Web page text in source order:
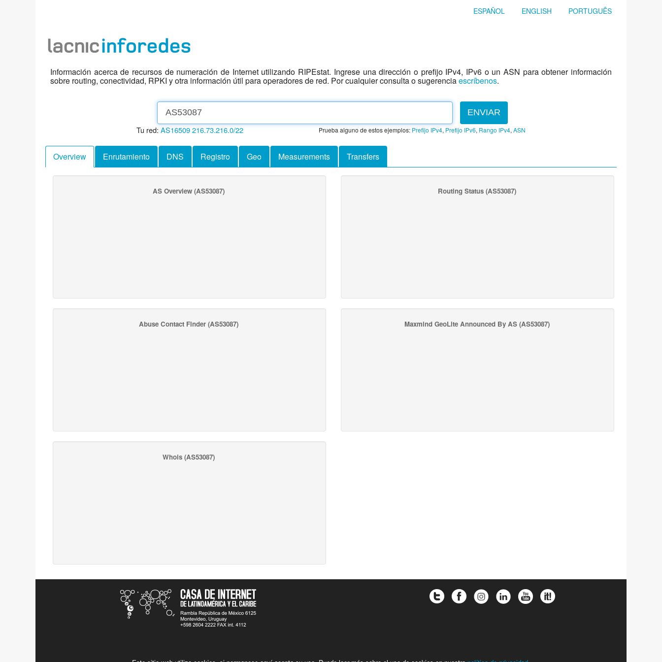
ESPAÑOL ENGLISH PORTUGUÊS
Información acerca de recursos de numeración de Internet utilizando RIPEstat. Ingrese una dirección o prefijo IPv4, IPv6 o un ASN para obtener información
sobre routing, conectividad, RPKI y otra información útil para operadores de red. Por cualquier consulta o sugerenciaescríbenos.
ENVIAR
Tu red: AS16509216.73.216.0/22 Prueba alguno de estos ejemplos: Prefijo IPv4, Prefijo IPv6, Rango IPv4, ASN
Overview Enrutamiento DNS Registro Geo Measurements Transfers
AS Overview (AS53087) Routing Status(AS53087)
Abuse Contact Finder (AS53087) Maxmind GeoLite Announced By AS(AS53087)
Whois (AS53087)